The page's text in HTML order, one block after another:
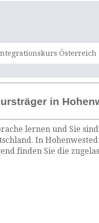
Österreich
in
lernen und Sie
In
finden Sie die